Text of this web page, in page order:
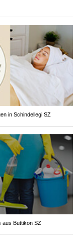
in Schindellegi SZ
aus Buttikon SZ